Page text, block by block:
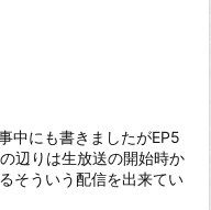
中にも書きましたがEP5
辺りは生放送の開始時か
そういう配信を出来てい